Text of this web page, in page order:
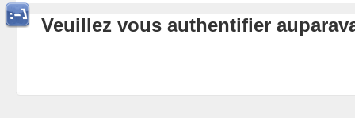
Veuillez vous authentifier